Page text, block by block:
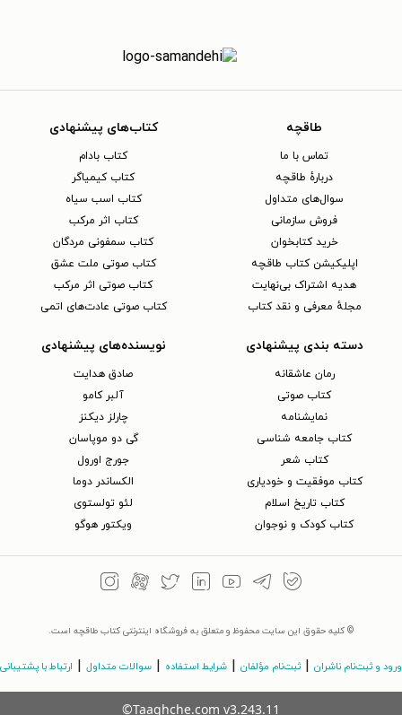
طاقچه
تماس با ما
دربارهٔ طاقچه
سوال‌های متداول
فروش سازمانی
خرید کتابخوان
اپلیکیشن کتاب طاقچه
هدیه اشتراک بی‌نهایت
مجلهٔ معرفی و نقد کتاب
کتاب‌های پیشنهادی
کتاب بادام
کتاب کیمیاگر
کتاب اسب سیاه
کتاب اثر مرکب
کتاب سمفونی مردگان
کتاب صوتی ملت عشق
کتاب صوتی اثر مرکب
کتاب صوتی عادت‌های اتمی
دسته بندی پیشنهادی
رمان عاشقانه
کتاب‌ صوتی
نمایشنامه
کتاب جامعه شناسی
کتاب شعر
کتاب موفقیت و خودیاری
کتاب تاریخ اسلام
کتاب کودک و نوجوان
نویسنده‌های پیشنهادی
صادق هدایت
آلبر کامو
چارلز دیکنز
گی دو موپاسان
جورج اورول
الکساندر دوما
لئو تولستوی
ویکتور هوگو
© کلیه حقوق این سایت محفوظ و متعلق به فروشگاه اینترنتی کتاب طاقچه است.
ورود و ثبت‌نام ناشران ثبت‌نام مؤلفان شرایط استفاده سوالات متداول ارتباط با پشتیبانی
©Taaghche.com v3.243.11